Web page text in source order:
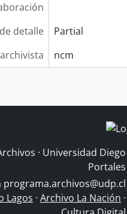
detalle
Partial
ncm
· Universidad Diego
Portales
programa.archivos@udp.cl
Lagos · Archivo La Nación ·